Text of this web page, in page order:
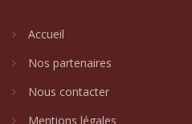
Accueil
Nos partenaires
Nous contacter
Mentions légales